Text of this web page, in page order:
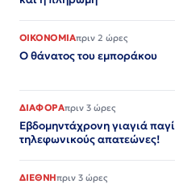
ΟΙΚΟΝΟΜΙΑπριν 2 ώρες
Ο θάνατος του εμποράκου
ΔΙΑΦΟΡΑπριν 3 ώρες
Εβδομηντάχρονη γιαγιά
τηλεφωνικούς απατεώνες!
ΔΙΕΘΝΗπριν 3 ώρες